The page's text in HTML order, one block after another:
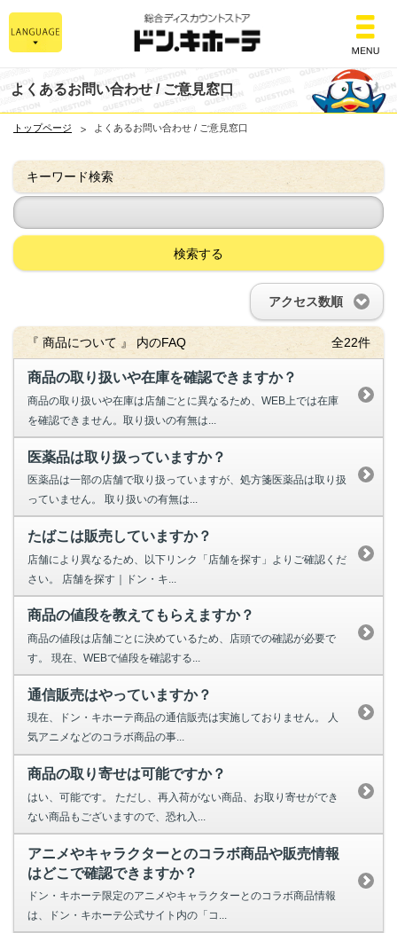
総合ディスカウン
よくあるお問い合わせ / ご意見窓口
トップページ よくあるお問い合わせ / ご意見窓口
キーワード検索
検索する
アクセス数順
『 商品について 』 内のFAQ 全22件
商品の取り扱いや在庫を確認できますか？
商品の取り扱いや在庫は店舗ごとに異なるため、WEB上では在庫
を確認できません。取り扱いの有無は...
医薬品は取り扱っていますか？
医薬品は一部の店舗で取り扱っていますが、処方箋医薬品は取り扱
っていません。 取り扱いの有無は...
たばこは販売していますか？
店舗により異なるため、以下リンク「店舗を探す」よりご確認くだ
さい。 店舗を探す｜ドン・キ...
商品の値段を教えてもらえますか？
商品の値段は店舗ごとに決めているため、店頭での確認が必要で
す。 現在、WEBで値段を確認する...
通信販売はやっていますか？
現在、ドン・キホーテ商品の通信販売は実施しておりません。 人
気アニメなどのコラボ商品の事...
商品の取り寄せは可能ですか？
はい、可能です。 ただし、再入荷がない商品、お取り寄せができ
ない商品もございますので、恐れ入...
アニメやキャラクターとのコラボ商品や販売情報
はどこで確認できますか？
ドン・キホーテ限定のアニメやキャラクターとのコラボ商品情報
は、ドン・キホーテ公式サイト内の「コ...